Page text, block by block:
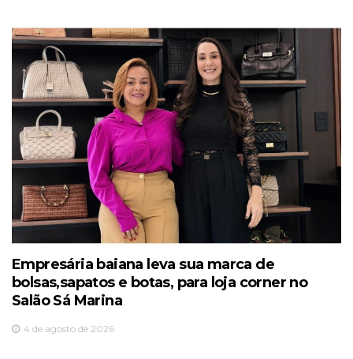
Empresária baiana leva sua marca de
bolsas,sapatos e botas, para loja corner no
Salão Sá Marina
4 de agosto de 2026